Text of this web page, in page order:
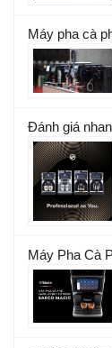
Đánh giá
Máy Pha Cà